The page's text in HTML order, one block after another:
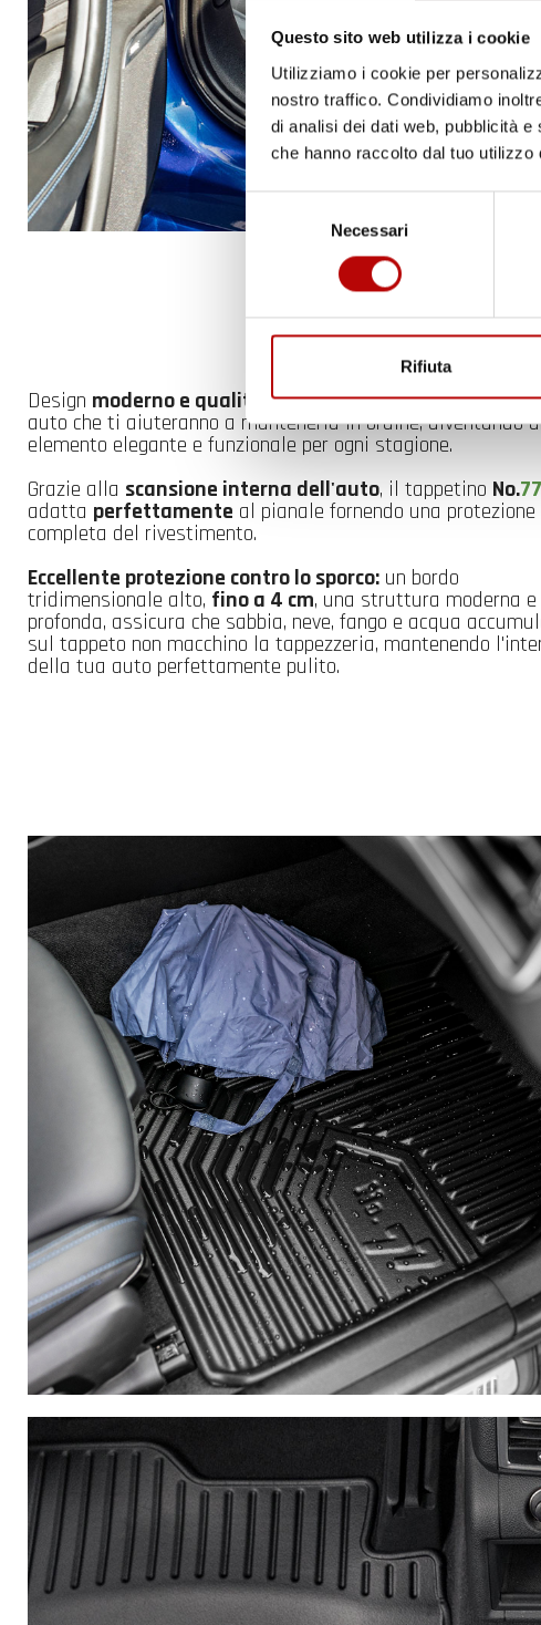
Questo sito web utilizza i cookie
Utilizziamo i cookie per
nostro traffico. Condividiamo
di analisi dei dati web, pubblicità
che hanno raccolto dal tuo utilizzo
del
Necessari
Rifiuta
Design moderno e qualità premium:un set di tappetini
auto che ti aiuteranno a mantenerla in ordine, diventando
elemento elegante e funzionale per ogni stagione.
Grazie alla scansione interna dell'auto, il tappetino No.77
adatta perfettamente al pianale fornendo una protezione
completa del rivestimento.
Eccellente protezione contro lo sporco: un bordo
tridimensionale alto, fino a 4 cm, una struttura moderna e
profonda, assicura che sabbia, neve, fango e acqua
sul tappeto non macchino la tappezzeria, mantenendo
della tua auto perfettamente pulito.